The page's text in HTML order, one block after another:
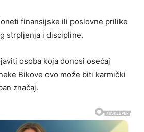
finansijske ili poslovne prilike
strpljenja i discipline.
osoba koja donosi osećaj
Bikove ovo može biti karmički
značaj.